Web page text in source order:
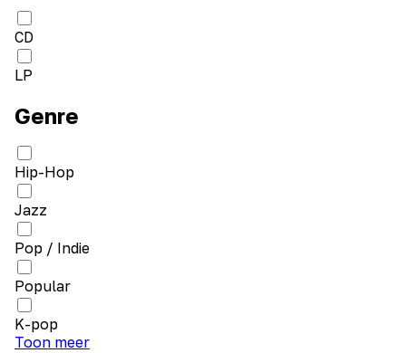
CD
LP
Genre
Hip-Hop
Jazz
Pop / Indie
Popular
K-pop
Toon meer